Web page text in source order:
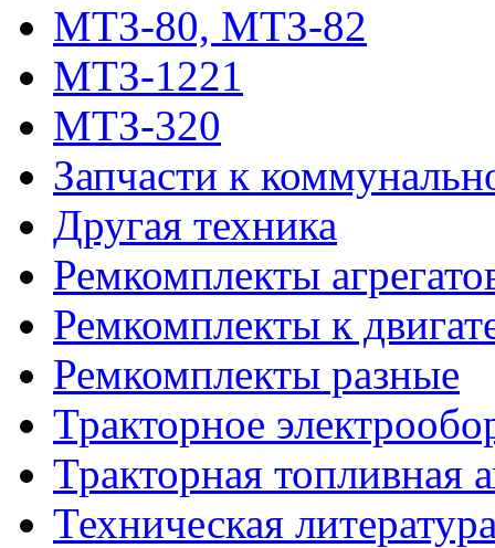
МТЗ-80, МТЗ-82
МТЗ-1221
МТЗ-320
Запчасти к
Другая техника
Ремкомплекты
Ремкомплекты к
Ремкомплекты разные
Тракторное
Тракторная топливная
Техническая